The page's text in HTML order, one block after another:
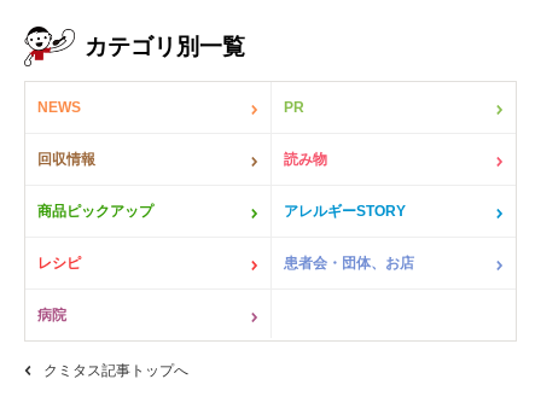
カテゴリ別一覧
NEWS PR
回収情報 読み物
商品ピックアップ アレルギーSTORY
レシピ 患者会・団体、お店
病院
クミタス記事トップへ